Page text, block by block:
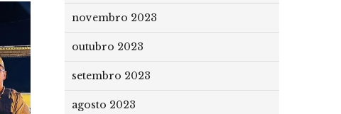
novembro 2023
outubro 2023
setembro 2023
agosto 2023